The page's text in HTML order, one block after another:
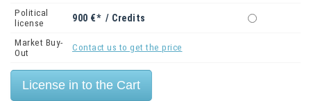
Political
license
900 €* / Credits
Market Buy-
Out
Contact us to get the price